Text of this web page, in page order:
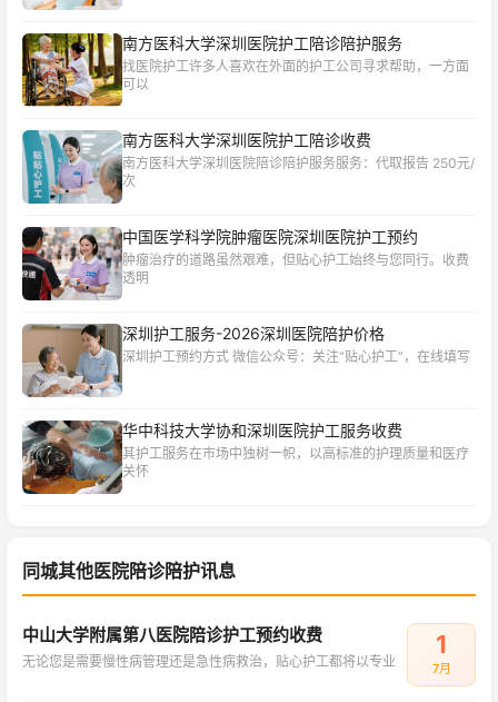
南方医科大学深圳医院护工陪诊陪护服务
找医院护工许多人喜欢在外面的护工公司寻求帮助，一方面
可以
南方医科大学深圳医院护工陪诊收费
南方医科大学深圳医院陪诊陪护服务服务：代取报告 250元/
次
中国医学科学院肿瘤医院深圳医院护工预约
肿瘤治疗的道路虽然艰难，但贴心护工始终与您同行。收费
透明
深圳护工服务-2026深圳医院陪护价格
深圳护工预约方式 微信公众号：关注“贴心护工”，在线填写
华中科技大学协和深圳医院护工服务收费
其护工服务在市场中独树一帜，以高标准的护理质量和医疗
关怀
同城其他医院陪诊陪护讯息
中山大学附属第八医院陪诊护工预约收费
无论您是需要慢性病管理还是急性病救治，贴心护工都将以专业
1
7月